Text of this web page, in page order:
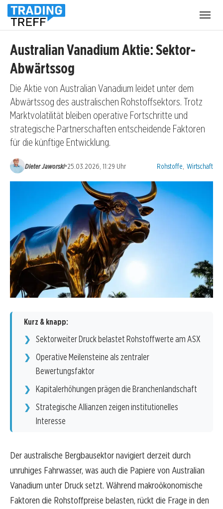
Australian Vanadium Aktie: Sektor-
Abwärtssog
Die Aktie von Australian Vanadium leidet unter dem
Abwärtssog des australischen Rohstoffsektors. Trotz
Marktvolatilität bleiben operative Fortschritte und
strategische Partnerschaften entscheidende Faktoren
für die künftige Entwicklung.
Dieter Jaworski•25.03.2026, 11:29 Uhr Kategorien:
Rohstoffe Wirtschaft
Kurz & knapp:
Sektorweiter Druck belastet Rohstoffwerte am ASX
Operative Meilensteine als zentraler
Bewertungsfaktor
Kapitalerhöhungen prägen die Branchenlandschaft
Strategische Allianzen zeigen institutionelles
Interesse
Der australische Bergbausektor navigiert derzeit durch
unruhiges Fahrwasser, was auch die Papiere von Australian
Vanadium unter Druck setzt. Während makroökonomische
Faktoren die Rohstoffpreise belasten, rückt die Frage in den